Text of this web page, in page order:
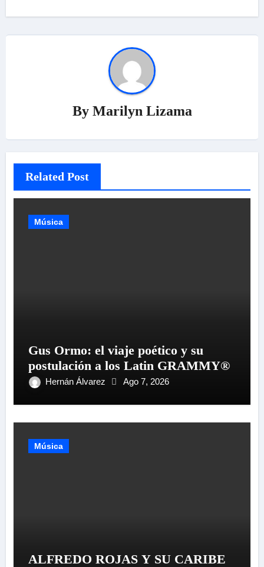
By Marilyn Lizama
Related Post
Música
Gus Ormo: el viaje poético y su
postulación a los Latin GRAMMY®
Hernán Álvarez Ago 7, 2026
Música
ALFREDO ROJAS Y SU CARIBE